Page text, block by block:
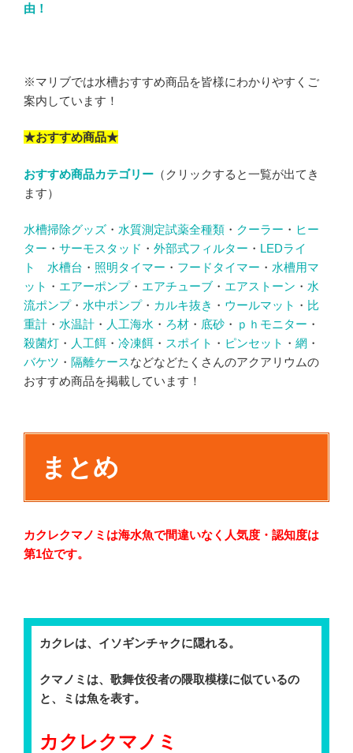
由！
※マリブでは水槽おすすめ商品を皆様にわかりやすくご
案内しています！
★おすすめ商品★
おすすめ商品カテゴリー （クリックすると一覧が出てき
ます）
水槽掃除グッズ ・ 水質測定試薬全種類 ・ クーラー ・ ヒー
ター ・ サーモスタッド ・ 外部式フィルター ・ LEDライ
ト
水槽台 ・ 照明タイマー ・ フードタイマー ・ 水槽用マ
ット ・ エアーポンプ・ エアチューブ ・ エアストーン ・ 水
流ポンプ・ 水中ポンプ・ カルキ抜き ・ ウールマット ・ 比
重計 ・ 水温計 ・ 人工海水 ・ ろ材 ・ 底砂 ・ ｐｈモニター ・
殺菌灯 ・ 人工餌 ・ 冷凍餌 ・ スポイト ・ ピンセット ・ 網 ・
バケツ ・ 隔離ケースなどなどたくさんのアクアリウムの
おすすめ商品を掲載しています！
まとめ
カクレクマノミは海水魚で間違いなく人気度・認知度は
第1位です。
カクレは、イソギンチャクに隠れる。
クマノミは、歌舞伎役者の隈取模様に似ているの
と、ミは魚を表す。
カクレクマノミ